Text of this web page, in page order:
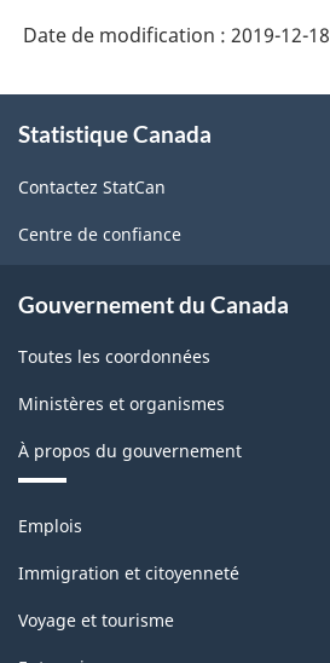
Date de modification : 2019-12-18
propos
ce
site
Statistique Canada
Contactez StatCan
Centre de confiance
Gouvernement du Canada
Toutes les coordonnées
Ministères et organismes
À propos du gouvernement
Thèmes
sujets
Emplois
Immigration et citoyenneté
Voyage et tourisme